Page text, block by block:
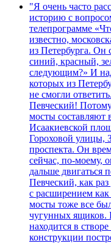
"Я очень часто
историю с
телепрограмме
известно,
из Петербурга. Он
синий, красный,
следующим?» И
которых из
не смогли
Певческий!
мосты составляют
Исаакиевской
Гороховой улицы,
проспекта. Он
сейчас, по-моему,
дальше двигаться
Певческий, как
с расширением
мосты тоже все
чугунных ящиков.
находится в
конструкции